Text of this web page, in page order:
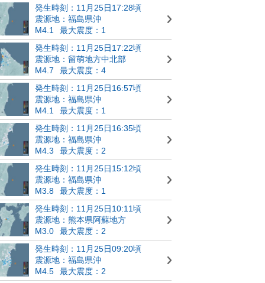
発生時刻：11月25日17:28頃
震源地：福島県沖
M4.1
最大震度：1
発生時刻：11月25日17:22頃
震源地：留萌地方中北部
M4.7
最大震度：4
発生時刻：11月25日16:57頃
震源地：福島県沖
M4.1
最大震度：1
発生時刻：11月25日16:35頃
震源地：福島県沖
M4.3
最大震度：2
発生時刻：11月25日15:12頃
震源地：福島県沖
M3.8
最大震度：1
発生時刻：11月25日10:11頃
震源地：熊本県阿蘇地方
M3.0
最大震度：2
発生時刻：11月25日09:20頃
震源地：福島県沖
M4.5
最大震度：2